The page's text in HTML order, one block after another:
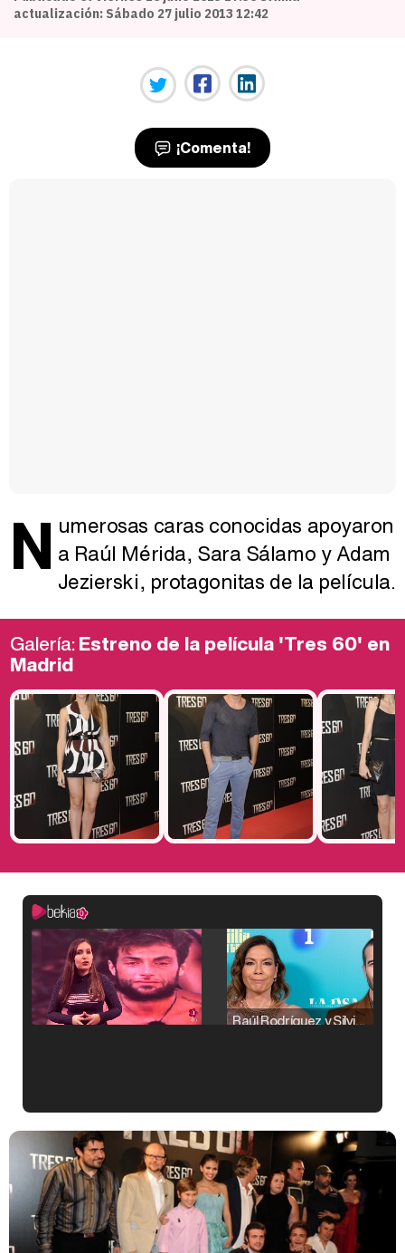
actualización: Sábado 27 julio 2013 12:42
¡Comenta!
N umerosas caras conocidas apoyaron
a Raúl Mérida, Sara Sálamo y Adam
Jezierski, protagonitas de la película.
Galería:Estreno de la película 'Tres 60' en
Madrid
Raúl Rodríguez y Silvia Taulés nos cuentan su papel en 'La familia de la tele'